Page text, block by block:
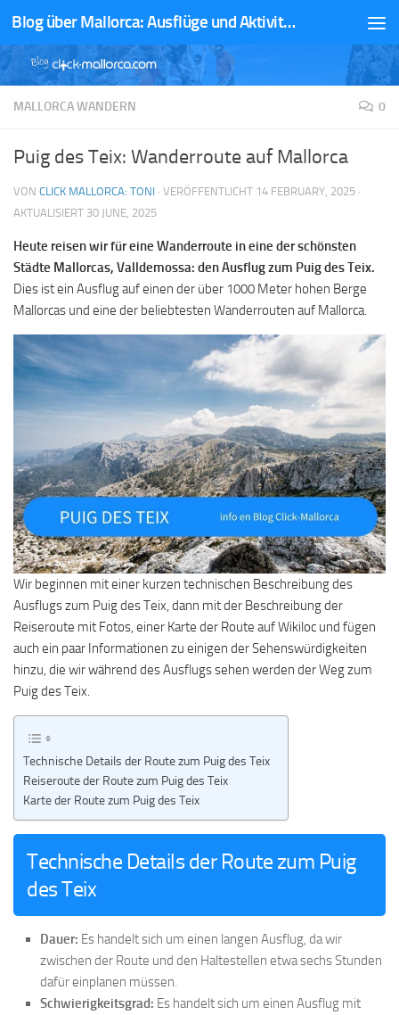
Zum Inhalt springen Blog über Mallorca: Ausflüge und Aktivitäten
MALLORCA WANDERN 0
Puig des Teix: Wanderroute auf Mallorca
VON CLICK MALLORCA: TONI · VERÖFFENTLICHT 14 FEBRUARY, 2025 ·
AKTUALISIERT 30 JUNE, 2025
Heute reisen wir für eine Wanderroute in eine der schönsten
Städte Mallorcas, Valldemossa: den Ausflug zum Puig des Teix.
Dies ist ein Ausflug auf einen der über 1000 Meter hohen Berge
Mallorcas und eine der beliebtesten Wanderrouten auf Mallorca.
Wir beginnen mit einer kurzen technischen Beschreibung des
Ausflugs zum Puig des Teix, dann mit der Beschreibung der
Reiseroute mit Fotos, einer Karte der Route auf Wikiloc und fügen
auch ein paar Informationen zu einigen der Sehenswürdigkeiten
hinzu, die wir während des Ausflugs sehen werden der Weg zum
Puig des Teix.
Technische Details der Route zum Puig des Teix
Reiseroute der Route zum Puig des Teix
Karte der Route zum Puig des Teix
Technische Details der Route zum Puig
des Teix
Dauer: Es handelt sich um einen langen Ausflug, da wir
zwischen der Route und den Haltestellen etwa sechs Stunden
dafür einplanen müssen.
Schwierigkeitsgrad: Es handelt sich um einen Ausflug mit